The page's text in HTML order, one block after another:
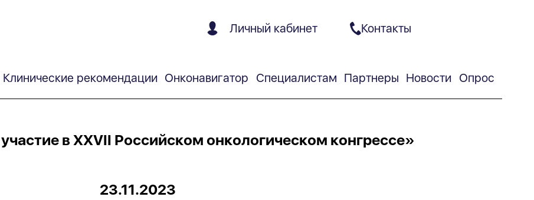
Личный кабинет Контакты
Клинические рекомендации Онконавигатор Специалистам Партнеры Новости Опрос
в XXVII Российском онкологическом конгрессе»
23.11.2023